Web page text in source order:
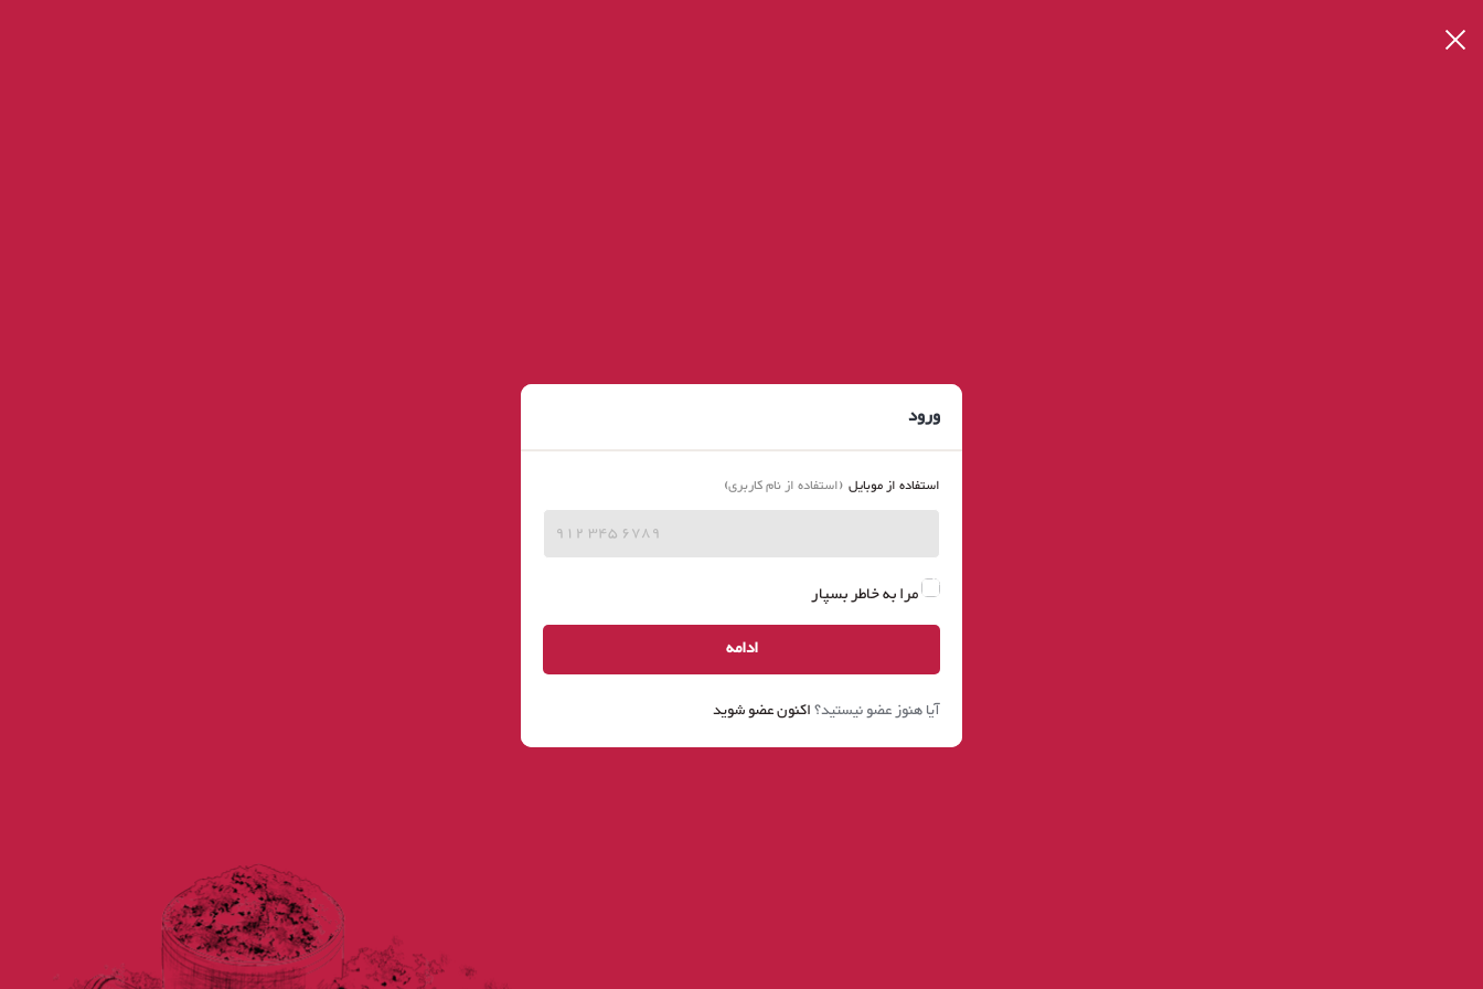
ورود
استفاده از موبایل استفاده از نام کاربری
مرا به خاطر بسپار
ادامه
آیا هنوز عضو نیستید؟اکنون عضو شوید